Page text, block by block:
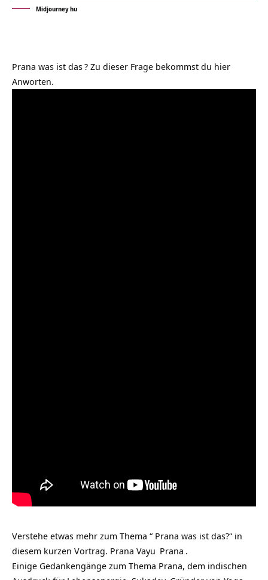
Midjourney hu
Prana was ist das? Zu dieser Frage bekommst du hier
Anworten.
Verstehe etwas mehr zum Thema “ Prana was ist das?“ in
diesem kurzen Vortrag. Prana Vayu Prana .
Einige Gedankengänge zum Thema Prana, dem indischen